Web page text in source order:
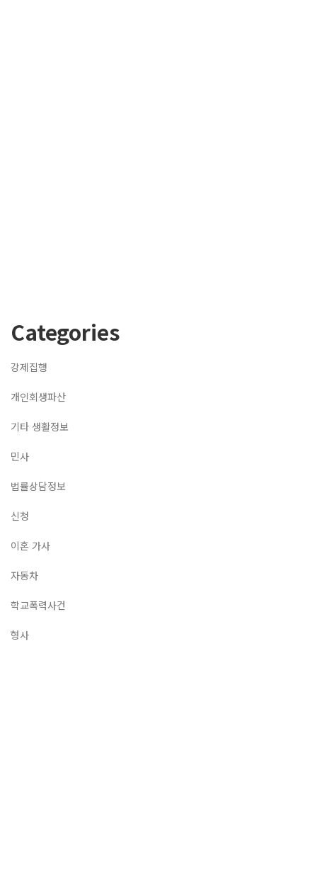
Categories
강제집행
개인회생파산
기타 생활정보
민사
법률상담정보
신청
이혼 가사
자동차
학교폭력사건
형사